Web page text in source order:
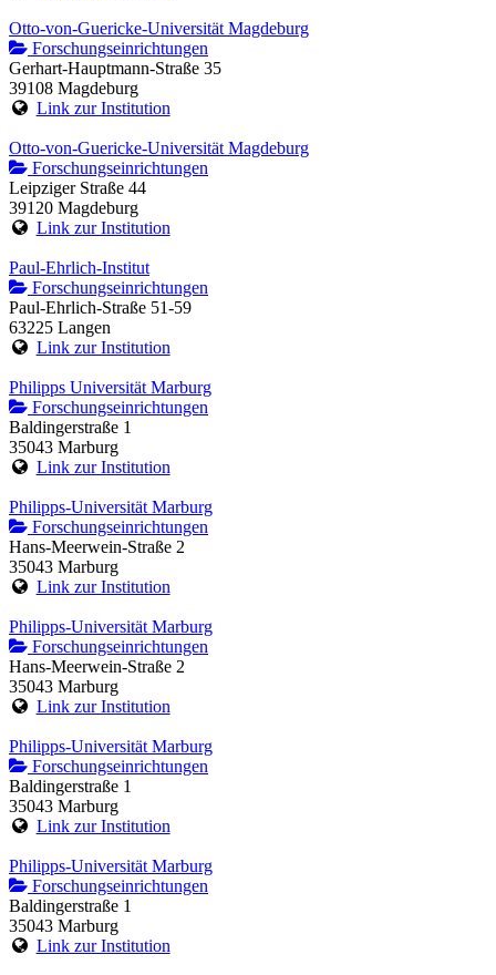
Otto-von-Guericke-Universität Magdeburg
Forschungseinrichtungen
Gerhart-Hauptmann-Straße 35
39108 Magdeburg
Link zur Institution
Otto-von-Guericke-Universität Magdeburg
Forschungseinrichtungen
Leipziger Straße 44
39120 Magdeburg
Link zur Institution
Paul-Ehrlich-Institut
Forschungseinrichtungen
Paul-Ehrlich-Straße 51-59
63225 Langen
Link zur Institution
Philipps Universität Marburg
Forschungseinrichtungen
Baldingerstraße 1
35043 Marburg
Link zur Institution
Philipps-Universität Marburg
Forschungseinrichtungen
Hans-Meerwein-Straße 2
35043 Marburg
Link zur Institution
Philipps-Universität Marburg
Forschungseinrichtungen
Hans-Meerwein-Straße 2
35043 Marburg
Link zur Institution
Philipps-Universität Marburg
Forschungseinrichtungen
Baldingerstraße 1
35043 Marburg
Link zur Institution
Philipps-Universität Marburg
Forschungseinrichtungen
Baldingerstraße 1
35043 Marburg
Link zur Institution